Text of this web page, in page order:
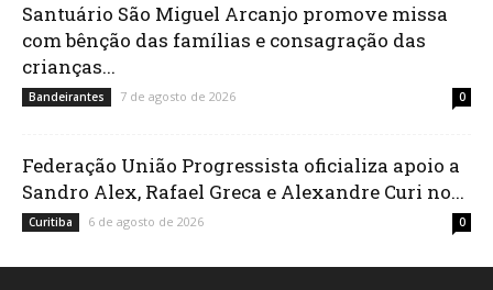
Santuário São Miguel Arcanjo promove missa
com bênção das famílias e consagração das
crianças...
Bandeirantes 7 de agosto de 2026 0
Federação União Progressista oficializa apoio a
Sandro Alex, Rafael Greca e Alexandre Curi no...
Curitiba 6 de agosto de 2026 0